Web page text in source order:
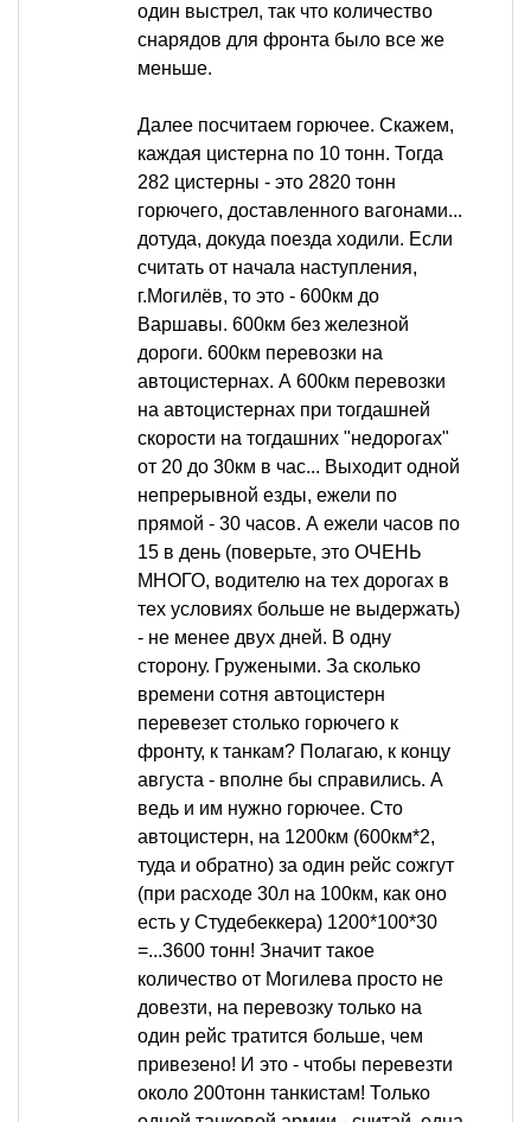
один выстрел, так что количество
снарядов для фронта было все же
меньше.
Далее посчитаем горючее. Скажем,
каждая цистерна по 10 тонн. Тогда
282 цистерны - это 2820 тонн
горючего, доставленного вагонами...
дотуда, докуда поезда ходили. Если
считать от начала наступления,
г.Могилёв, то это - 600км до
Варшавы. 600км без железной
дороги. 600км перевозки на
автоцистернах. А 600км перевозки
на автоцистернах при тогдашней
скорости на тогдашних "недорогах"
от 20 до 30км в час... Выходит одной
непрерывной езды, ежели по
прямой - 30 часов. А ежели часов по
15 в день (поверьте, это ОЧЕНЬ
МНОГО, водителю на тех дорогах в
тех условиях больше не выдержать)
- не менее двух дней. В одну
сторону. Гружеными. За сколько
времени сотня автоцистерн
перевезет столько горючего к
фронту, к танкам? Полагаю, к концу
августа - вполне бы справились. А
ведь и им нужно горючее. Сто
автоцистерн, на 1200км (600км*2,
туда и обратно) за один рейс сожгут
(при расходе 30л на 100км, как оно
есть у Студебеккера) 1200*100*30
=...3600 тонн! Значит такое
количество от Могилева просто не
довезти, на перевозку только на
один рейс тратится больше, чем
привезено! И это - чтобы перевезти
около 200тонн танкистам! Только